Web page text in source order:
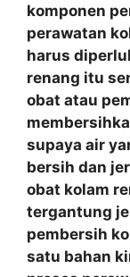
komponen
perawatan
harus
renang itu
obat atau
supaya air
bersih dan
obat kolam
tergantung
pembersih
satu bahan